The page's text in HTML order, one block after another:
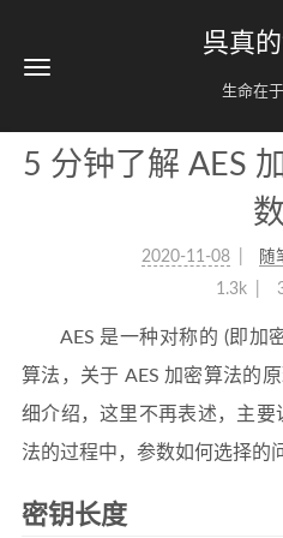
呉真
生命在
5 分钟了解 AES
数
2020-11-08 随
1.3k
AES 是一种对称的 (即加
算法，关于 AES 加密算法的
细介绍，这里不再表述，主要
法的过程中，参数如何选择的
密钥长度